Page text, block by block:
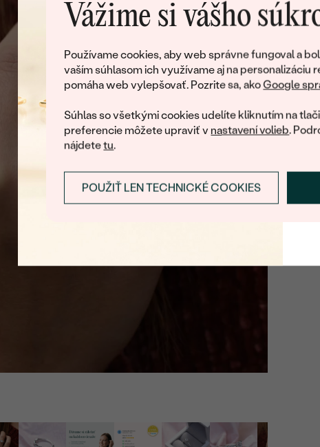
Vážime si vášho
Používame cookies, aby web správne fungoval a
vaším súhlasom ich využívame aj na personalizáciu
pomáha web vylepšovať. Pozrite sa, akoGoogle
Súhlas so všetkými cookies udelíte kliknutím na
preferencie môžete upraviť v nastavení volieb.
nájdetetu.
POUŽIŤ LEN TECHNICKÉ COOKIES